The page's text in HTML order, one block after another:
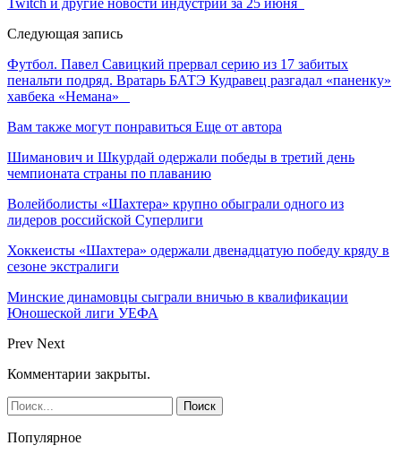
Следующая запись
Футбол. Павел Савицкий прервал серию из 17 забитых
пенальти подряд. Вратарь БАТЭ Кудравец разгадал «паненку»
хавбека «Немана»
Вам также могут понравиться Еще от автора
Шиманович и Шкурдай одержали победы в третий день
чемпионата страны по плаванию
Волейболисты «Шахтера» крупно обыграли одного из
лидеров российской Суперлиги
Хоккеисты «Шахтера» одержали двенадцатую победу кряду в
сезоне экстралиги
Минские динамовцы сыграли вничью в квалификации
Юношеской лиги УЕФА
Prev Next
Комментарии закрыты.
Популярное